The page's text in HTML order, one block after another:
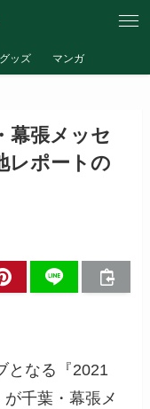
グッズ マンガ
幕張メッセ
レポートの
となる 『2021
が千葉・幕張メ